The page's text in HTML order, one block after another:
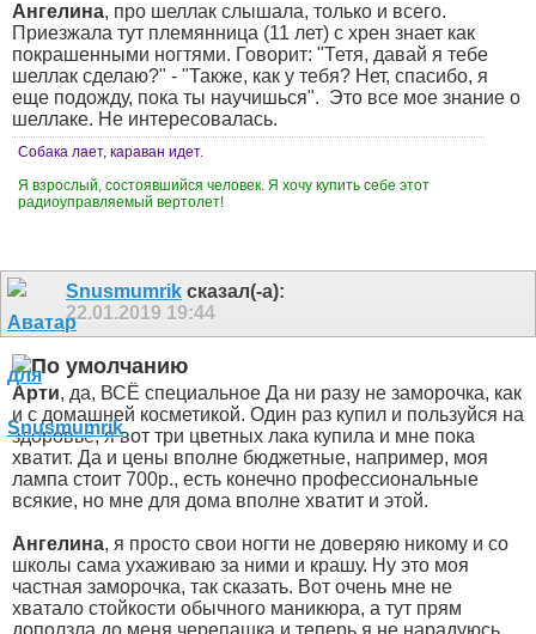
Ангелина, про шеллак слышала, только и всего.
Приезжала тут племянница (11 лет) с хрен знает как
покрашенными ногтями. Говорит: "Тетя, давай я тебе
шеллак сделаю?" - "Также, как у тебя? Нет, спасибо, я
еще подожду, пока ты научишься". Это все мое знание о
шеллаке. Не интересовалась.
Собака лает, караван идет.
Я взрослый, состоявшийся человек. Я хочу купить себе этот
радиоуправляемый вертолет!
Snusmumrik сказал(-а):
22.01.2019 19:44
Арти, да, ВСЁ специальное Да ни разу не заморочка, как
и с домашней косметикой. Один раз купил и пользуйся на
здоровье, я вот три цветных лака купила и мне пока
хватит. Да и цены вполне бюджетные, например, моя
лампа стоит 700р., есть конечно профессиональные
всякие, но мне для дома вполне хватит и этой.
Ангелина, я просто свои ногти не доверяю никому и со
школы сама ухаживаю за ними и крашу. Ну это моя
частная заморочка, так сказать. Вот очень мне не
хватало стойкости обычного маникюра, а тут прям